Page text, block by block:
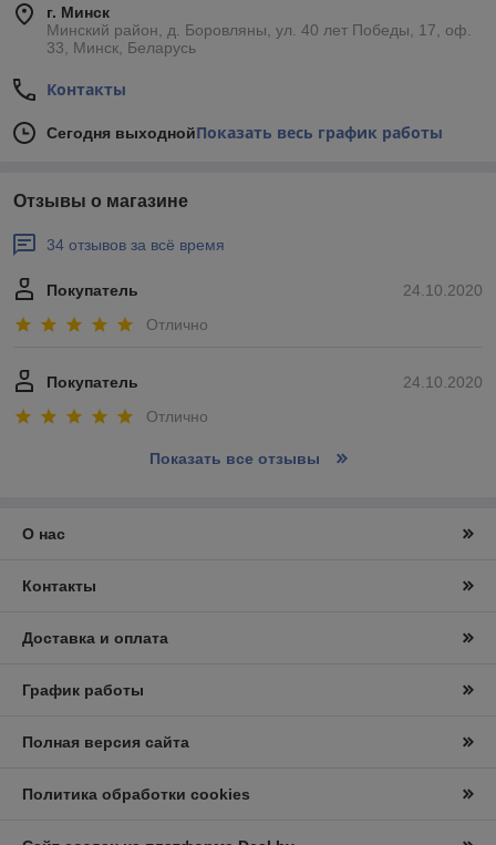
г. Минск
Минский район, д. Боровляны, ул. 40 лет Победы, 17, оф.
33, Минск, Беларусь
Контакты
Сегодня выходнойПоказать весь график работы
Отзывы о магазине
34 отзывов за всё время
24.10.2020
Покупатель
Отлично
24.10.2020
Покупатель
Отлично
Показать все отзывы
О нас
Контакты
Доставка и оплата
График работы
Полная версия сайта
Политика обработки cookies